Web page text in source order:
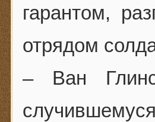
гарантом,
отрядом
– Ван